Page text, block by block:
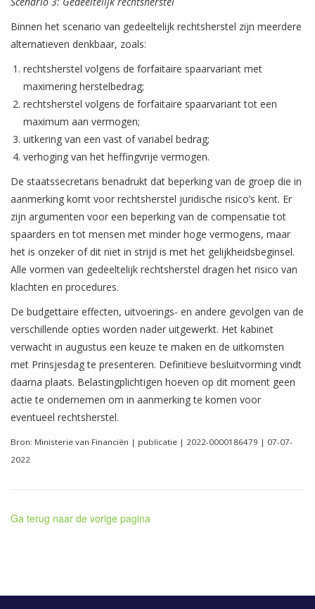
Binnen het scenario van gedeeltelijk rechtsherstel zijn meerdere
alternatieven denkbaar, zoals:
rechtsherstel volgens de forfaitaire spaarvariant met
maximering herstelbedrag;
rechtsherstel volgens de forfaitaire spaarvariant tot een
maximum aan vermogen;
uitkering van een vast of variabel bedrag;
verhoging van het heffingvrije vermogen.
De staatssecretaris benadrukt dat beperking van de groep die in
aanmerking komt voor rechtsherstel juridische risico’s kent. Er
zijn argumenten voor een beperking van de compensatie tot
spaarders en tot mensen met minder hoge vermogens, maar
het is onzeker of dit niet in strijd is met het gelijkheidsbeginsel.
Alle vormen van gedeeltelijk rechtsherstel dragen het risico van
klachten en procedures.
De budgettaire effecten, uitvoerings- en andere gevolgen van de
verschillende opties worden nader uitgewerkt. Het kabinet
verwacht in augustus een keuze te maken en de uitkomsten
met Prinsjesdag te presenteren. Definitieve besluitvorming vindt
daarna plaats. Belastingplichtigen hoeven op dit moment geen
actie te ondernemen om in aanmerking te komen voor
eventueel rechtsherstel.
Bron: Ministerie van Financiën | publicatie | 2022-0000186479 | 07-07-
2022
Ga terug naar de vorige pagina